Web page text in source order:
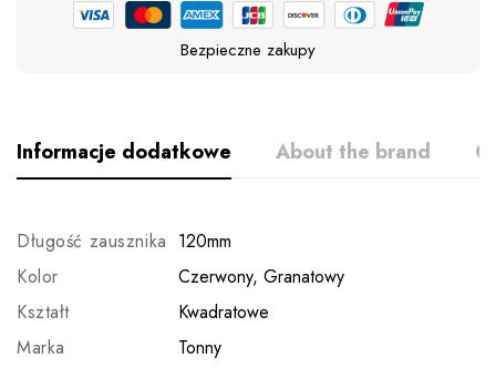
Bezpieczne zakupy
Informacje dodatkowe About the brand
Długość zausznika 120mm
Kolor
Czerwony, Granatowy
Kształt
Kwadratowe
Marka
Tonny